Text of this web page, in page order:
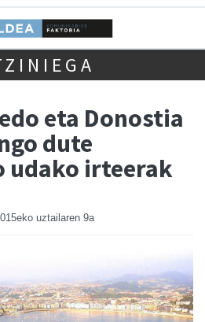
eta Donostia
dute
udako irteerak
uztailaren 9a